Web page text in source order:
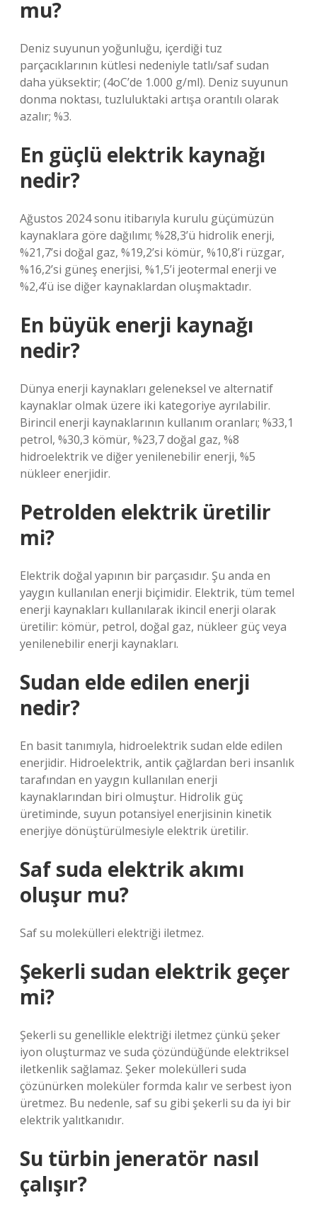
mu?
Deniz suyunun yoğunluğu, içerdiği tuz
parçacıklarının kütlesi nedeniyle tatlı/saf sudan
daha yüksektir; (4oC’de 1.000 g/ml). Deniz suyunun
donma noktası, tuzluluktaki artışa orantılı olarak
azalır; %3.
En güçlü elektrik kaynağı
nedir?
Ağustos 2024 sonu itibarıyla kurulu güçümüzün
kaynaklara göre dağılımı; %28,3’ü hidrolik enerji,
%21,7’si doğal gaz, %19,2’si kömür, %10,8’i rüzgar,
%16,2’si güneş enerjisi, %1,5’i jeotermal enerji ve
%2,4’ü ise diğer kaynaklardan oluşmaktadır.
En büyük enerji kaynağı
nedir?
Dünya enerji kaynakları geleneksel ve alternatif
kaynaklar olmak üzere iki kategoriye ayrılabilir.
Birincil enerji kaynaklarının kullanım oranları; %33,1
petrol, %30,3 kömür, %23,7 doğal gaz, %8
hidroelektrik ve diğer yenilenebilir enerji, %5
nükleer enerjidir.
Petrolden elektrik üretilir
mi?
Elektrik doğal yapının bir parçasıdır. Şu anda en
yaygın kullanılan enerji biçimidir. Elektrik, tüm temel
enerji kaynakları kullanılarak ikincil enerji olarak
üretilir: kömür, petrol, doğal gaz, nükleer güç veya
yenilenebilir enerji kaynakları.
Sudan elde edilen enerji
nedir?
En basit tanımıyla, hidroelektrik sudan elde edilen
enerjidir. Hidroelektrik, antik çağlardan beri insanlık
tarafından en yaygın kullanılan enerji
kaynaklarından biri olmuştur. Hidrolik güç
üretiminde, suyun potansiyel enerjisinin kinetik
enerjiye dönüştürülmesiyle elektrik üretilir.
Saf suda elektrik akımı
oluşur mu?
Saf su molekülleri elektriği iletmez.
Şekerli sudan elektrik geçer
mi?
Şekerli su genellikle elektriği iletmez çünkü şeker
iyon oluşturmaz ve suda çözündüğünde elektriksel
iletkenlik sağlamaz. Şeker molekülleri suda
çözünürken moleküler formda kalır ve serbest iyon
üretmez. Bu nedenle, saf su gibi şekerli su da iyi bir
elektrik yalıtkanıdır.
Su türbin jeneratör nasıl
çalışır?